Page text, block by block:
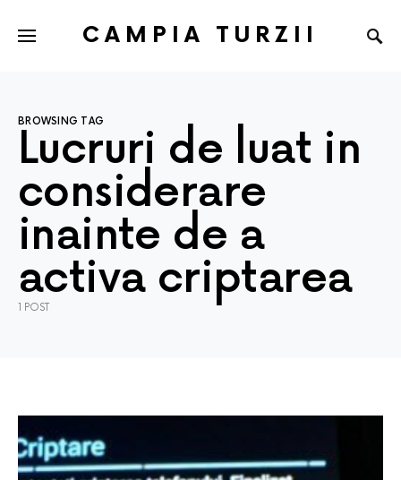
CAMPIA TURZII
BROWSING TAG
Lucruri de luat in
considerare
inainte de a
activa criptarea
1 POST